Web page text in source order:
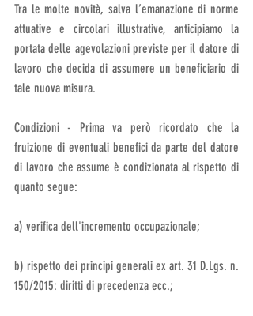
Tra le molte novità, salva l’emanazione di norme
attuative e circolari illustrative, anticipiamo la
portata delle agevolazioni previste per il datore di
lavoro che decida di assumere un beneficiario di
tale nuova misura.
Condizioni - Prima va però ricordato che la
fruizione di eventuali benefici da parte del datore
di lavoro che assume è condizionata al rispetto di
quanto segue:
a) verifica dell'incremento occupazionale;
b) rispetto dei principi generali ex art. 31 D.Lgs. n.
150/2015: diritti di precedenza ecc.;